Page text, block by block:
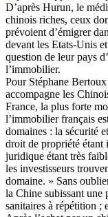
D’après Hurun, le
chinois riches, ceux
prévoient d’émigrer
devant les Etats-Unis
question de leur pays
l’immobilier.
Pour Stéphane
accompagne les
France, la plus forte
l’immobilier français
domaines : la sécurité
droit de propriété étant
juridique étant très
les investisseurs
domaine. » Sans
la Chine subissant une
sanitaires à répétition ;